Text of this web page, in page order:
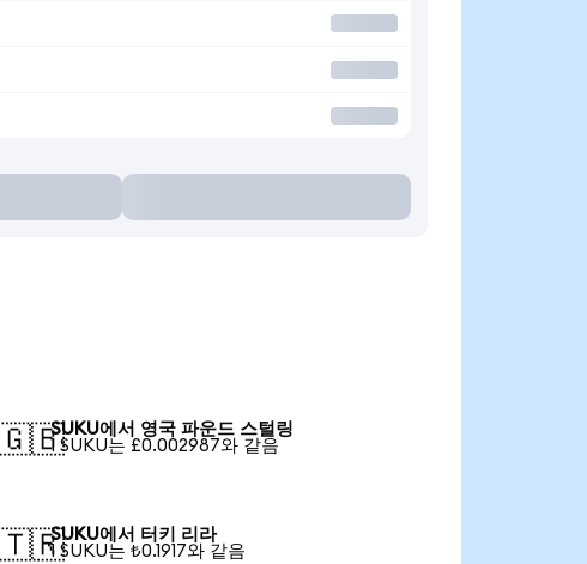
SUKU에서 영국 파운드 스털링
1 SUKU는 £0.002987와 같음
SUKU에서 터키 리라
1 SUKU는 ₺0.1917와 같음